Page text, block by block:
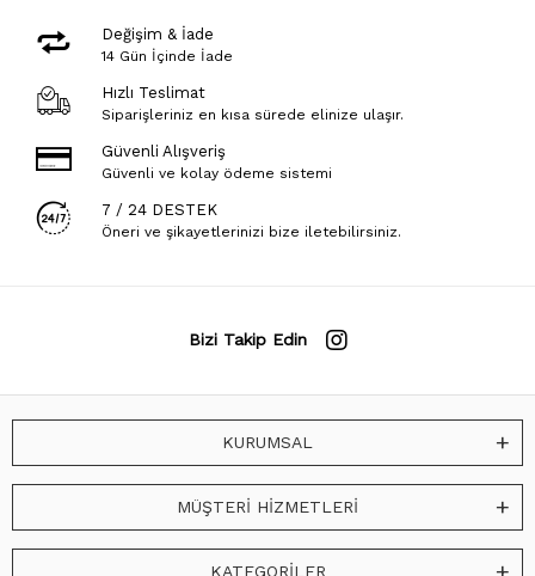
Değişim & İade
14 Gün İçinde İade
Hızlı Teslimat
Siparişleriniz en kısa sürede elinize ulaşır.
Güvenli Alışveriş
Güvenli ve kolay ödeme sistemi
7 / 24 DESTEK
Öneri ve şikayetlerinizi bize iletebilirsiniz.
Bizi Takip Edin
KURUMSAL
MÜŞTERİ HİZMETLERİ
KATEGORİLER